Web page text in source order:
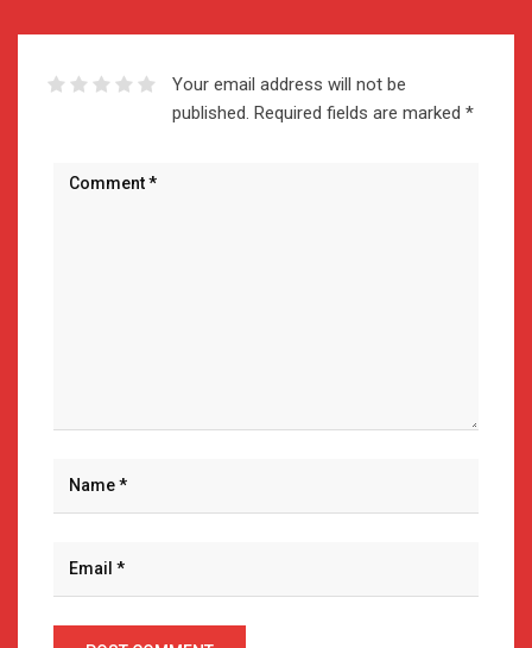
Your email address will not be
published. Required fields are marked *